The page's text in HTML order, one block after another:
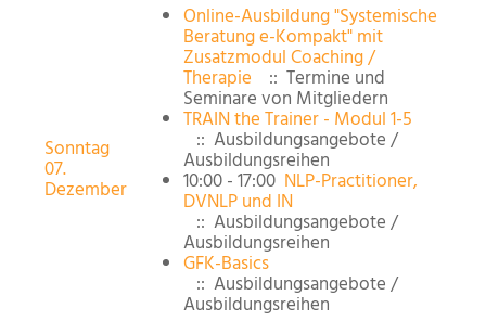
Sonntag
07.
Dezember
Online-Ausbildung "Systemische
Beratung e-Kompakt" mit
Zusatzmodul Coaching /
Therapie :: Termine und
Seminare von Mitgliedern
TRAIN the Trainer - Modul 1-5
:: Ausbildungsangebote /
Ausbildungsreihen
10:00 - 17:00 NLP-Practitioner,
DVNLP und IN
:: Ausbildungsangebote /
Ausbildungsreihen
GFK-Basics
:: Ausbildungsangebote /
Ausbildungsreihen